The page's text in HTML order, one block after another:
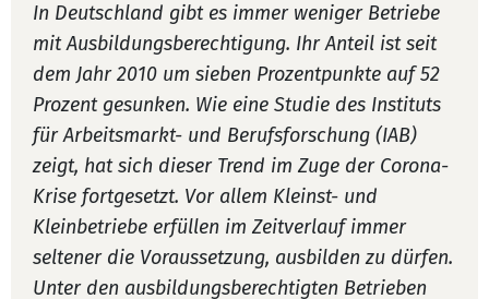
In Deutschland gibt es immer weniger Betriebe
mit Ausbildungsberechtigung. Ihr Anteil ist seit
dem Jahr 2010 um sieben Prozentpunkte auf 52
Prozent gesunken. Wie eine Studie des Instituts
für Arbeitsmarkt- und Berufsforschung (IAB)
zeigt, hat sich dieser Trend im Zuge der Corona-
Krise fortgesetzt. Vor allem Kleinst- und
Kleinbetriebe erfüllen im Zeitverlauf immer
seltener die Voraussetzung, ausbilden zu dürfen.
Unter den ausbildungsberechtigten Betrieben